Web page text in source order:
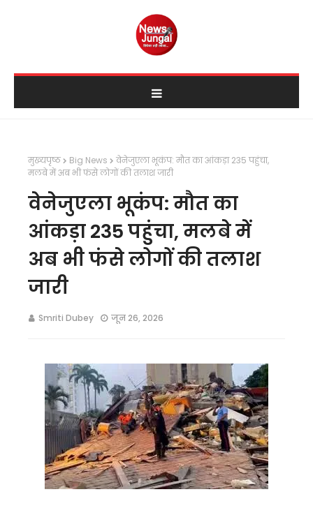
मुख्यपृष्ठ Big News
वेनेजुएला भूकंप: मौत का आंकड़ा 235 पहुंचा,
मलबे में अब भी फंसे लोगों की तलाश जारी
वेनेजुएला भूकंप: मौत का
आंकड़ा 235 पहुंचा, मलबे में
अब भी फंसे लोगों की तलाश
जारी
Smriti Dubey जून 26, 2026